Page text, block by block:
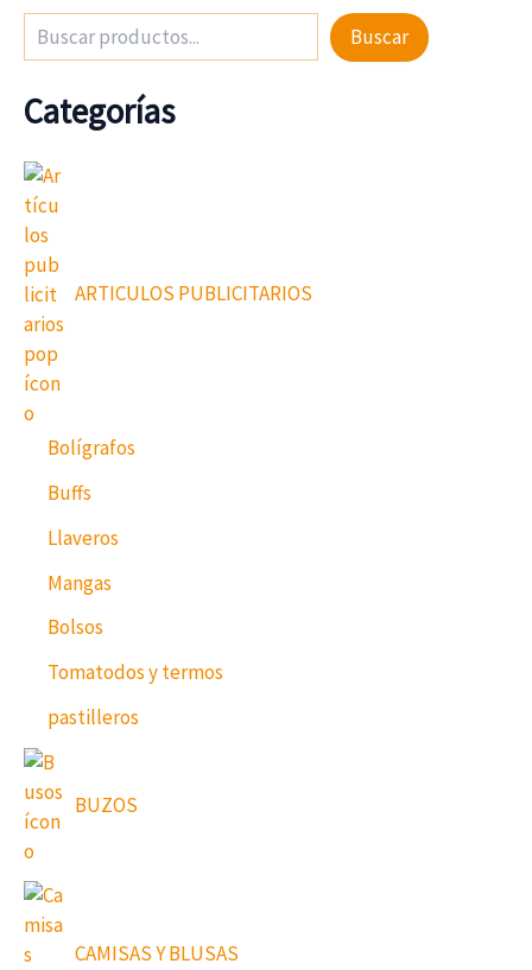
Buscar
Categorías
ARTICULOS PUBLICITARIOS
Bolígrafos
Buffs
Llaveros
Mangas
Bolsos
Tomatodos y termos
pastilleros
BUZOS
CAMISAS Y BLUSAS